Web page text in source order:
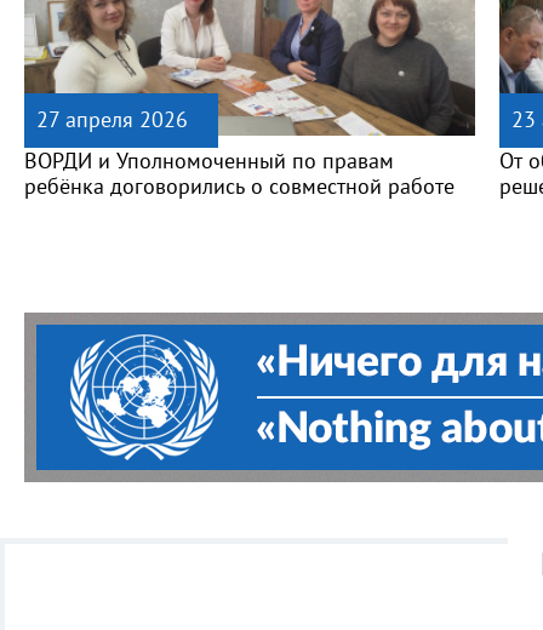
27 апреля 2026
ВОРДИ и Уполномоченный по правам
ребёнка договорились о совместной работе
23
От